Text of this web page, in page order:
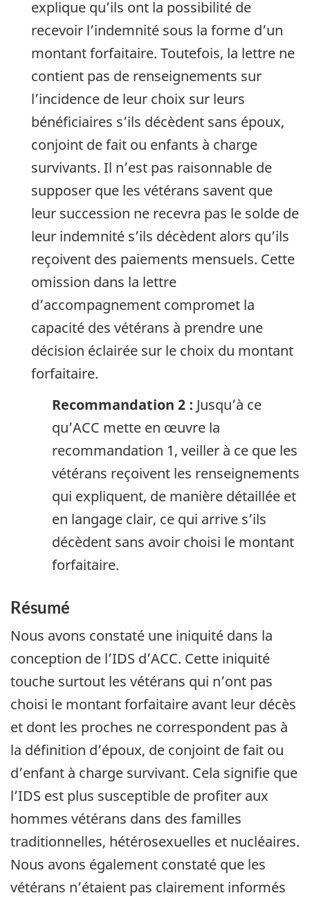
explique qu’ils ont la possibilité de
recevoir l’indemnité sous la forme d’un
montant forfaitaire. Toutefois, la lettre ne
contient pas de renseignements sur
l’incidence de leur choix sur leurs
bénéficiaires s’ils décèdent sans époux,
conjoint de fait ou enfants à charge
survivants. Il n’est pas raisonnable de
supposer que les vétérans savent que
leur succession ne recevra pas le solde de
leur indemnité s’ils décèdent alors qu’ils
reçoivent des paiements mensuels. Cette
omission dans la lettre
d’accompagnement compromet la
capacité des vétérans à prendre une
décision éclairée sur le choix du montant
forfaitaire.
Recommandation 2 : Jusqu’à ce
qu’ACC mette en œuvre la
recommandation 1, veiller à ce que les
vétérans reçoivent les renseignements
qui expliquent, de manière détaillée et
en langage clair, ce qui arrive s’ils
décèdent sans avoir choisi le montant
forfaitaire.
Résumé
Nous avons constaté une iniquité dans la
conception de l’IDS d’ACC. Cette iniquité
touche surtout les vétérans qui n’ont pas
choisi le montant forfaitaire avant leur décès
et dont les proches ne correspondent pas à
la définition d’époux, de conjoint de fait ou
d’enfant à charge survivant. Cela signifie que
l’IDS est plus susceptible de profiter aux
hommes vétérans dans des familles
traditionnelles, hétérosexuelles et nucléaires.
Nous avons également constaté que les
vétérans n’étaient pas clairement informés